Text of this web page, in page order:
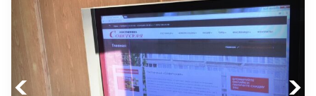
Previous Next